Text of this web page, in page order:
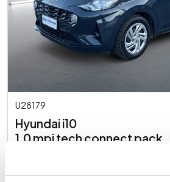
U28179
Hyundai i10
1.0 mpi tech connect pack